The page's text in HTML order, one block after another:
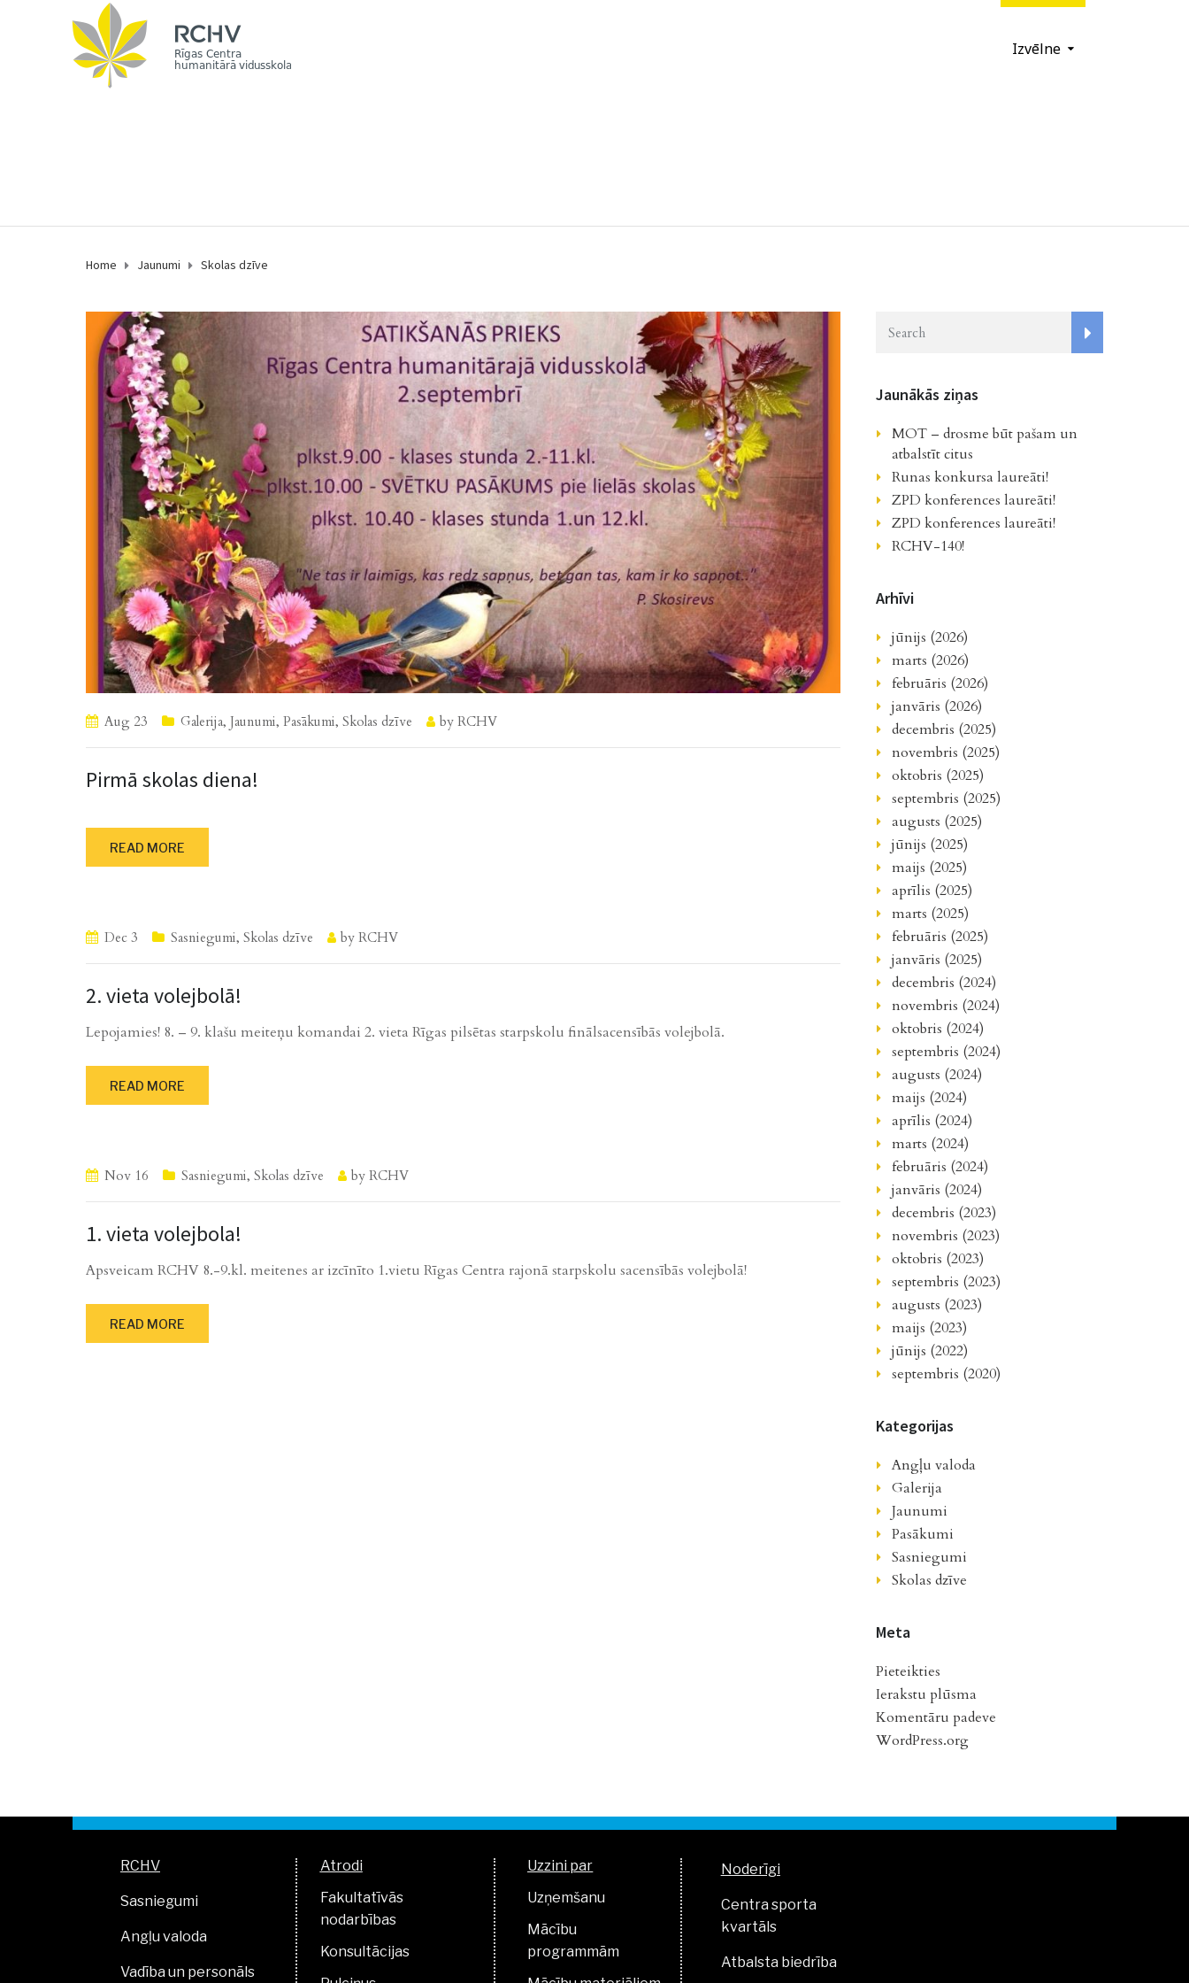
Izvēlne
Home Jaunumi Skolas dzīve
Aug 23 Galerija, Jaunumi, Pasākumi, Skolas dzīve by RCHV
Pirmā skolas diena!
READ MORE
Dec 3 Sasniegumi, Skolas dzīve by RCHV
2. vieta volejbolā!
Lepojamies! 8. – 9. klašu meiteņu komandai 2. vieta Rīgas pilsētas starpskolu finālsacensībās volejbolā.
READ MORE
Nov 16 Sasniegumi, Skolas dzīve by RCHV
1. vieta volejbola!
Apsveicam RCHV 8.-9.kl. meitenes ar izcīnīto 1.vietu Rīgas Centra rajonā starpskolu sacensībās volejbolā!
READ MORE
Jaunākās ziņas
MOT – drosme būt pašam un
atbalstīt citus
Runas konkursa laureāti!
ZPD konferences laureāti!
ZPD konferences laureāti!
RCHV-140!
Arhīvi
jūnijs (2026)
marts (2026)
februāris (2026)
janvāris (2026)
decembris (2025)
novembris (2025)
oktobris (2025)
septembris (2025)
augusts (2025)
jūnijs (2025)
maijs (2025)
aprīlis (2025)
marts (2025)
februāris (2025)
janvāris (2025)
decembris (2024)
novembris (2024)
oktobris (2024)
septembris (2024)
augusts (2024)
maijs (2024)
aprīlis (2024)
marts (2024)
februāris (2024)
janvāris (2024)
decembris (2023)
novembris (2023)
oktobris (2023)
septembris (2023)
augusts (2023)
maijs (2023)
jūnijs (2022)
septembris (2020)
Kategorijas
Angļu valoda
Galerija
Jaunumi
Pasākumi
Sasniegumi
Skolas dzīve
Meta
Pieteikties
Ierakstu plūsma
Komentāru padeve
WordPress.org
RCHV
Sasniegumi
Angļu valoda
Vadība un personāls
Atrodi
Fakultatīvās
nodarbības
Konsultācijas
Uzzini par
Uzņemšanu
Mācību
programmām
Noderīgi
Centra sporta
kvartāls
Atbalsta biedrība